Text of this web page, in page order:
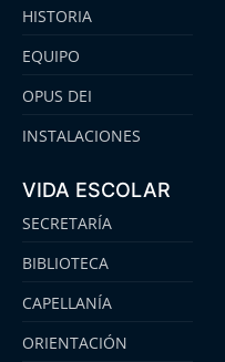
HISTORIA
EQUIPO
OPUS DEI
INSTALACIONES
VIDA ESCOLAR
SECRETARÍA
BIBLIOTECA
CAPELLANÍA
ORIENTACIÓN